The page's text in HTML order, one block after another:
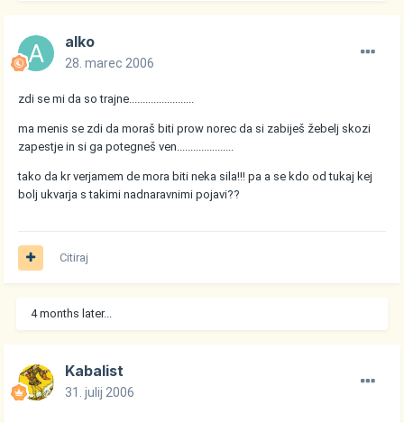
alko
28. marec 2006
zdi se mi da so trajne........................
ma menis se zdi da moraš biti prow norec da si zabiješ žebelj skozi
zapestje in si ga potegneš ven.....................
tako da kr verjamem de mora biti neka sila!!! pa a se kdo od tukaj kej
bolj ukvarja s takimi nadnaravnimi pojavi??
Citiraj
4 months later...
Kabalist
31. julij 2006